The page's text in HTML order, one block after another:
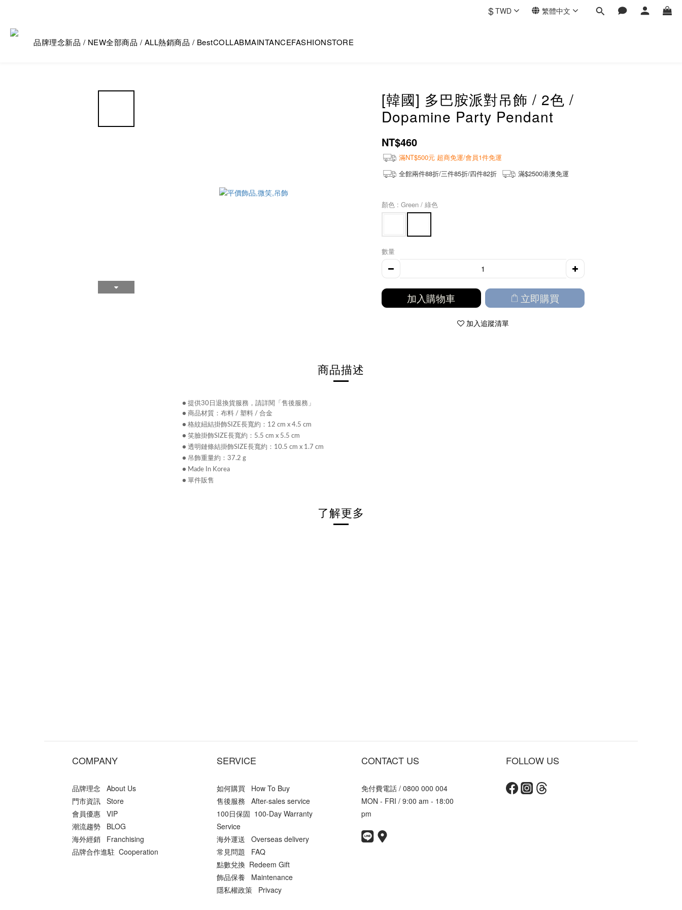
$TWD 繁體中文
品牌理念新品 / NEW全部商品 / ALL熱銷商品 / BestCOLLABMAINTANCEFASHIONSTORE
[韓國] 多巴胺派對吊飾 / 2色 /
Dopamine Party Pendant
NT$460
滿NT$500元 超商免運/會員1件免運
全館兩件88折/三件85折/四件82折
滿$2500港澳免運
顏色 : Green / 綠色
數量
加入購物車 立即購買
加入追蹤清單
商品描述
● 提供30日退換貨服務，請詳閱「售後服務」
● 商品材質：布料 / 塑料 / 合金
● 格紋紐結掛飾SIZE長寬約：12 cm x 4.5 cm
● 笑臉掛飾SIZE長寬約：5.5 cm x 5.5 cm
● 透明鏈條結掛飾SIZE長寬約：10.5 cm x 1.7 cm
● 吊飾重量約：37.2 g
● Made In Korea
● 單件販售
了解更多
COMPANY
品牌理念 About Us
門市資訊 Store
會員優惠 VIP
潮流趨勢 BLOG
海外經銷 Franchising
品牌合作進駐 Cooperation
SERVICE
如何購買 How To Buy
售後服務 After-sales service
100日保固 100-Day Warranty
Service
海外運送 Overseas delivery
常見問題 FAQ
點數兌換 Redeem Gift
飾品保養 Maintenance
隱私權政策 Privacy
CONTACT US
免付費電話 / 0800 000 004
MON - FRI / 9:00 am - 18:00
pm
FOLLOW US